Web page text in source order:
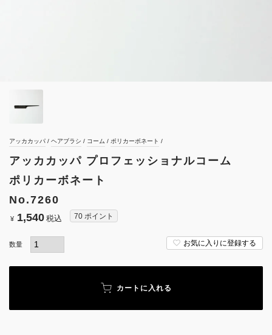
アッカカッパ ヘアブラシ コーム ポリカーボネート
アッカカッパ プロフェッショナルコーム
ポリカーボネート
No.7260
¥ 1,540 税込 70 ポイント
お気に入りに登録する
カートに入れる